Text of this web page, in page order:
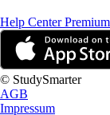
Help Center
© StudySmarter
AGB
Impressum